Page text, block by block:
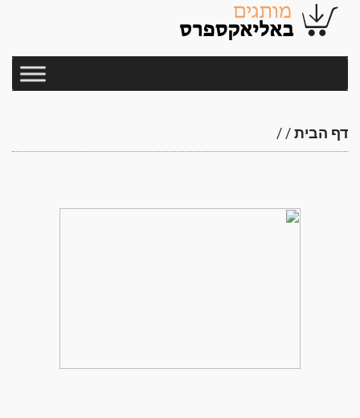
דף הבית/
/